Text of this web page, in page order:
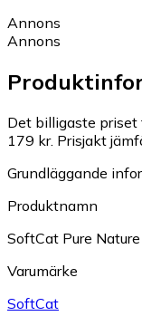
Annons
Annons
Det billigaste priset
179 kr. Prisjakt
Grundläggande
Produktnamn
SoftCat Pure Nature
Varumärke
SoftCat